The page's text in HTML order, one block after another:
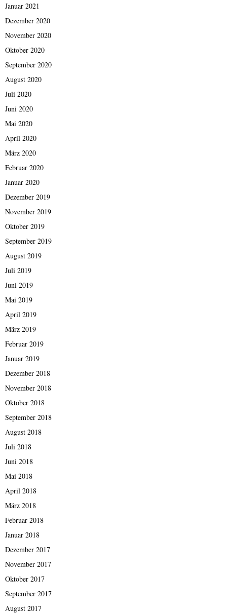
Januar 2021
Dezember 2020
November 2020
Oktober 2020
September 2020
August 2020
Juli 2020
Juni 2020
Mai 2020
April 2020
März 2020
Februar 2020
Januar 2020
Dezember 2019
November 2019
Oktober 2019
September 2019
August 2019
Juli 2019
Juni 2019
Mai 2019
April 2019
März 2019
Februar 2019
Januar 2019
Dezember 2018
November 2018
Oktober 2018
September 2018
August 2018
Juli 2018
Juni 2018
Mai 2018
April 2018
März 2018
Februar 2018
Januar 2018
Dezember 2017
November 2017
Oktober 2017
September 2017
August 2017